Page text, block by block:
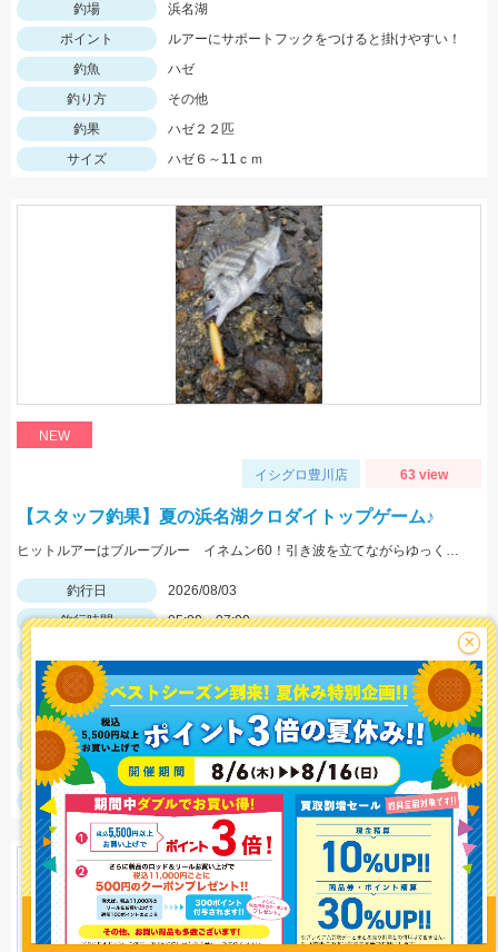
釣り情報を
投稿する
釣場
浜名湖
ポイント
ルアーにサポートフックをつけると掛けやすい！
釣魚
ハゼ
釣り方
その他
釣果
ハゼ２２匹
サイズ
ハゼ６～11ｃｍ
NEW
イシグロ豊川店 63 view
【スタッフ釣果】夏の浜名湖クロダイトップゲーム♪
ヒットルアーはブルーブルー イネムン60！引き波を立てながらゆっくり水面をタダ巻き。単発でしたがバシュッと気持ちよくバイトが出ました☆
釣行日
2026/08/03
釣行時間
05:00～07:00
ポイント
やはり朝マズメはチャンスタイム！
釣魚
クロダイ
釣り方
クロダイルアー
釣果
クロダイ１匹
サイズ
クロダイ25ｃｍ
×